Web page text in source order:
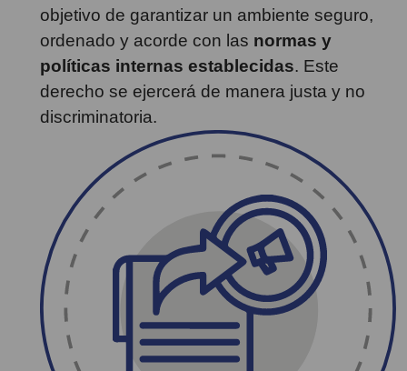
objetivo de garantizar un ambiente seguro,
ordenado y acorde con las normas y
políticas internas establecidas. Este
derecho se ejercerá de manera justa y no
discriminatoria.